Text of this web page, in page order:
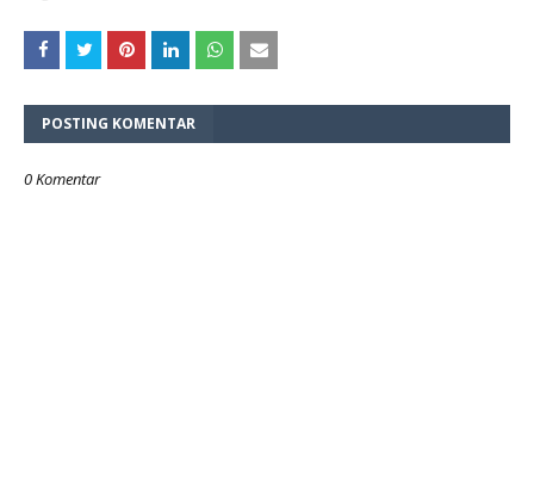
POSTING KOMENTAR
0 Komentar